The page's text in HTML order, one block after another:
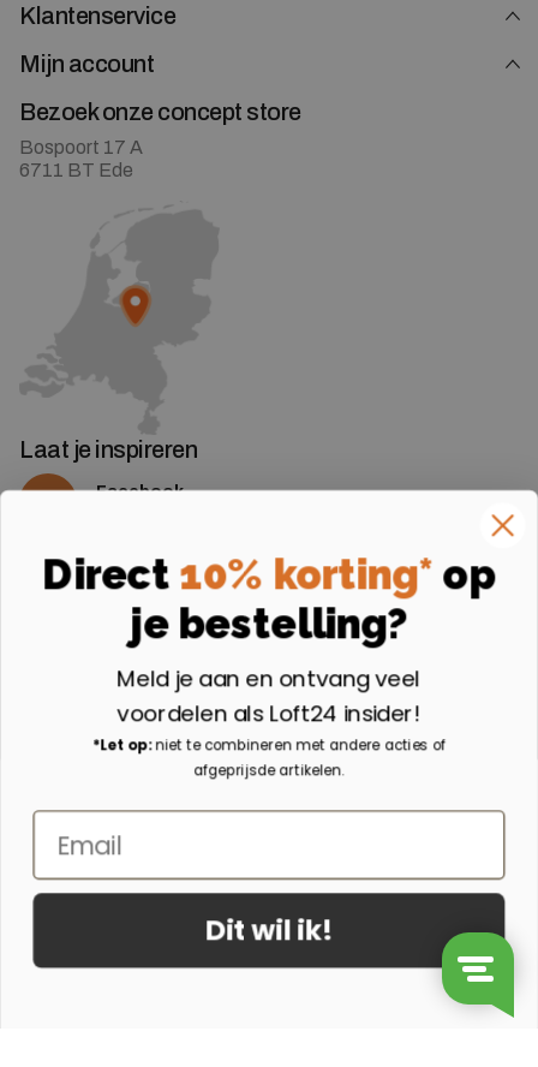
Klantenservice
Mijn account
Bezoek onze concept store
Bospoort 17 A
6711 BT Ede
Laat je inspireren
Facebook
Instagram
Volg ons op Instagram
Aangesloten bij
Direct 10% korting* op
je bestelling?
Meld je aan en ontvang veel
voordelen als Loft24 insider!
*Let op:niet te combineren met andere acties of
afgeprijsde artikelen.
Email
Dit wil ik!